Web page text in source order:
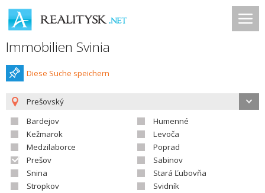
Immobilien Svinia
Diese Suche speichern
Prešovský
Bardejov
Humenné
Kežmarok
Levoča
Medzilaborce
Poprad
Prešov
Sabinov
Snina
Stará Ľubovňa
Stropkov
Svidník